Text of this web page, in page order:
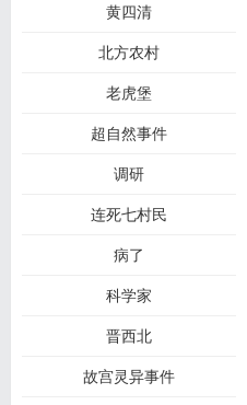
黄四清
北方农村
老虎堡
超自然事件
调研
连死七村民
病了
科学家
晋西北
故宫灵异事件